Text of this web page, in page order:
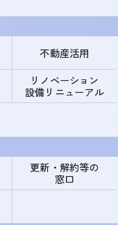
不動産活用
リノベーション
設備リニューアル
更新・解約等の
窓口